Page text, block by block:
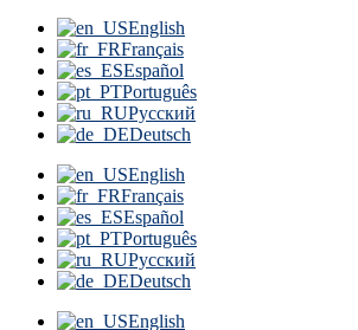
English
Français
Español
Português
Русский
Deutsch
English
Français
Español
Português
Русский
Deutsch
English